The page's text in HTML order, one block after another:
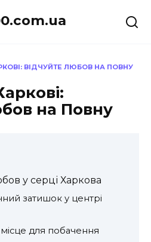
ВІДЧУЙТЕ ЛЮБОВ НА ПОВНУ
на Повну
у серці Харкова
затишок у центрі
для побачення